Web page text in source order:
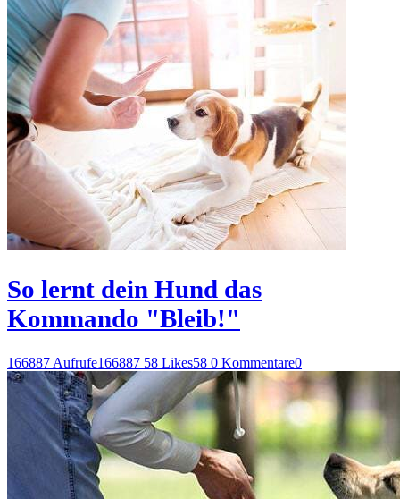
So lernt dein Hund das
Kommando "Bleib!"
166887 Aufrufe166887 58 Likes58 0 Kommentare0